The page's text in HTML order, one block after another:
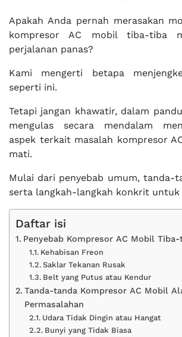
Apakah Anda pernah merasakan
kompresor AC mobil tiba-tiba
perjalanan panas?
Kami mengerti betapa
seperti ini.
Tetapi jangan khawatir, dalam
mengulas secara mendalam
aspek terkait masalah kompresor
mati.
Mulai dari penyebab umum, tanda-
serta langkah-langkah konkrit untuk
Daftar isi
Penyebab Kompresor AC Mobil
Kehabisan Freon
Saklar Tekanan Rusak
Belt yang Putus atau Kendur
Tanda-tanda Kompresor AC Mobil
Permasalahan
Udara Tidak Dingin atau Hangat
Bunyi yang Tidak Biasa